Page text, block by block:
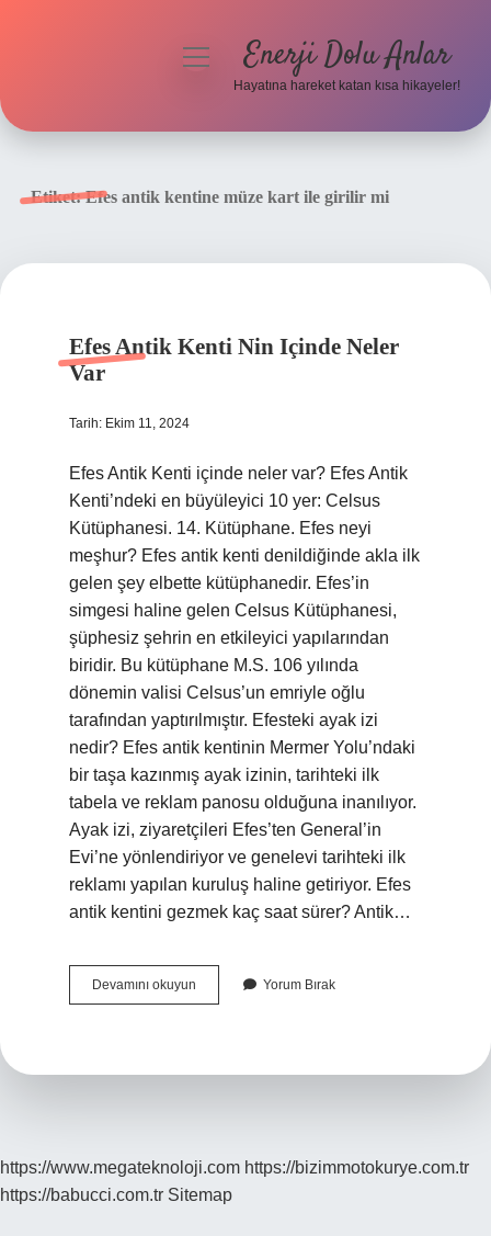
menüyüEnerji Dolu Anlar
Hayatına hareket katan kısa hikayeler!
Etiket:Efes antik kentine müze kart ile girilir mi
Efes Antik Kenti Nin Içinde Neler
Var
Tarih: Ekim 11, 2024
Efes Antik Kenti içinde neler var? Efes Antik
Kenti’ndeki en büyüleyici 10 yer: Celsus
Kütüphanesi. 14. Kütüphane. Efes neyi
meşhur? Efes antik kenti denildiğinde akla ilk
gelen şey elbette kütüphanedir. Efes’in
simgesi haline gelen Celsus Kütüphanesi,
şüphesiz şehrin en etkileyici yapılarından
biridir. Bu kütüphane M.S. 106 yılında
dönemin valisi Celsus’un emriyle oğlu
tarafından yaptırılmıştır. Efesteki ayak izi
nedir? Efes antik kentinin Mermer Yolu’ndaki
bir taşa kazınmış ayak izinin, tarihteki ilk
tabela ve reklam panosu olduğuna inanılıyor.
Ayak izi, ziyaretçileri Efes’ten General’in
Evi’ne yönlendiriyor ve genelevi tarihteki ilk
reklamı yapılan kuruluş haline getiriyor. Efes
antik kentini gezmek kaç saat sürer? Antik…
Devamını okuyun
Antik
Yorum Bırak
https://www.megateknoloji.com https://bizimmotokurye.com.tr
https://babucci.com.tr Sitemap